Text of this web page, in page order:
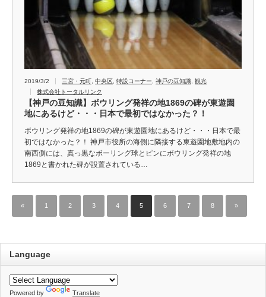
2019/3/2 三宮・元町 中央区 特設コーナー 神戸の豆知識
観光
株式会社トータルリンク
【神戸の豆知識】ボウリング発祥の地1869の碑が東遊園
地にあるけど・・・日本で最初ではなかった？！
ボウリング発祥の地1869の碑が東遊園地にあるけど・・・日本で最
初ではなかった？！ 神戸市役所の海側に隣接する東遊園地敷地内の
南西側には、真っ黒なボーリング球とピンにボウリング発祥の地
1869と書かれた碑が設置されている…
« 1 2 3 4 5 6 7 8 »
Language
Powered by Translate